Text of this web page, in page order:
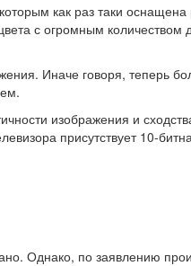
как раз таки
с огромным количеством
Иначе говоря, теперь
изображения и
присутствует 10-
Однако, по заявлению